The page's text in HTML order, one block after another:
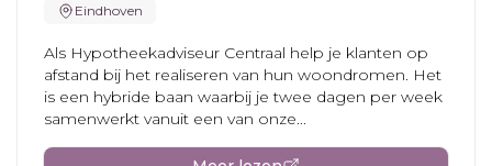
Eindhoven
Als Hypotheekadviseur Centraal help je klanten op
afstand bij het realiseren van hun woondromen. Het
is een hybride baan waarbij je twee dagen per week
samenwerkt vanuit een van onze...